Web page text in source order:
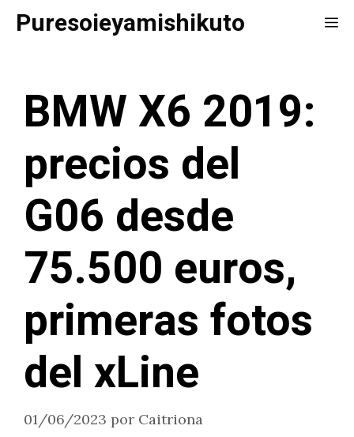
SaltarPuresoieyamishikuto
BMW X6 2019:
precios del
G06 desde
75.500 euros,
primeras fotos
del xLine
01/06/2023 por Caitriona